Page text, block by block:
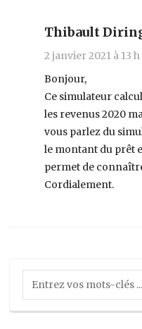
Thibault
2 janvier 2021 à 13 h
Bonjour,
Ce simulateur
les revenus 2020
vous parlez du
le montant du prêt
permet de
Cordialement.